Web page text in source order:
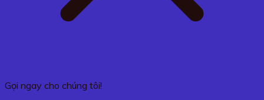
Gọi ngay cho chúng tôi!